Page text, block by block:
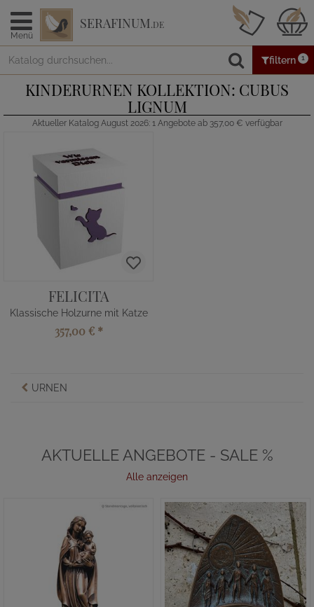
Menü
SERAFINUM.DE
filtern 1
KINDERURNEN KOLLEKTION: CUBUS
LIGNUM
Aktueller Katalog August 2026: 1 Angebote ab 357,00 € verfügbar
FELICITA
Klassische Holzurne mit Katze
357,00 € *
URNEN
AKTUELLE ANGEBOTE - SALE %
Alle anzeigen